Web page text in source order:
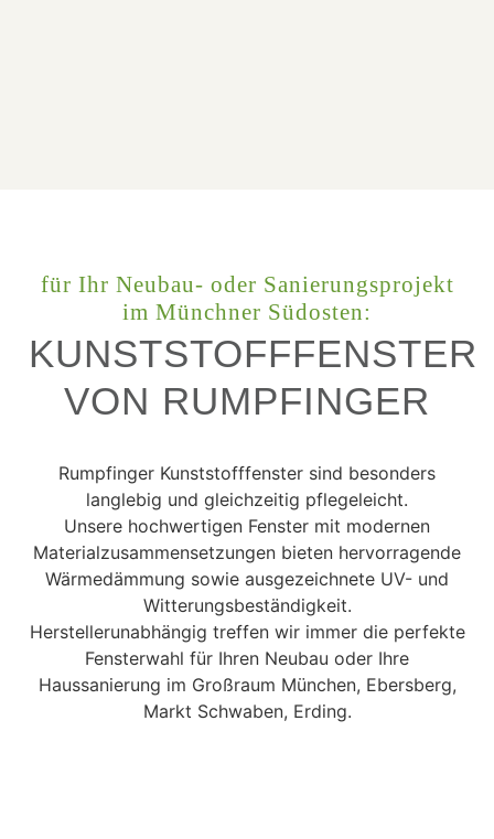
für Ihr Neubau- oder Sanierungsprojekt
im Münchner Südosten:
KUNSTSTOFFFENSTER
VON RUMPFINGER
Rumpfinger Kunststofffenster sind besonders
langlebig und gleichzeitig pflegeleicht.
Unsere hochwertigen Fenster mit modernen
Material­zusammensetzungen bieten hervorragende
Wärmedämmung sowie ausgezeichnete UV- und
Witterungsbeständigkeit.
Herstellerunabhängig treffen wir immer die perfekte
Fensterwahl für Ihren Neubau oder Ihre
Haussanierung im Großraum München, Ebersberg,
Markt Schwaben, Erding.